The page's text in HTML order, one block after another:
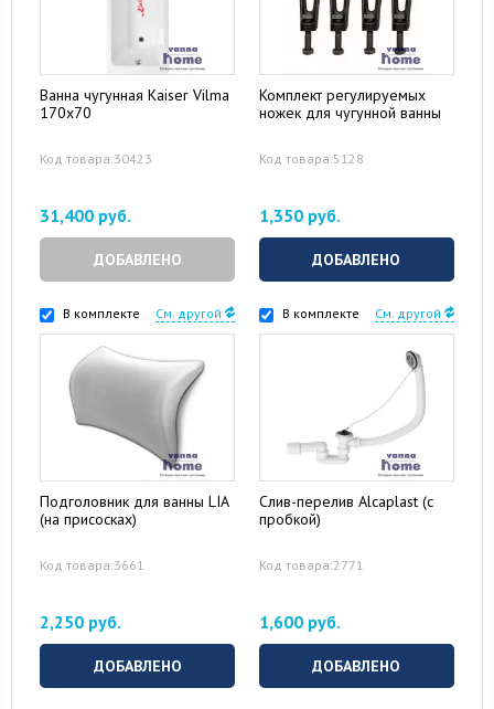
Ванна чугунная Kaiser Vilma
170x70
Код товара:30423
31,400 руб.
ДОБАВЛЕНО
Комплект регулируемых
ножек для чугунной ванны
Код товара:5128
1,350 руб.
ДОБАВЛЕНО
В комплекте См. другой
Подголовник для ванны LIA
(на присосках)
Код товара:3661
2,250 руб.
ДОБАВЛЕНО
В комплекте См. другой
Слив-перелив Alcaplast (с
пробкой)
Код товара:2771
1,600 руб.
ДОБАВЛЕНО